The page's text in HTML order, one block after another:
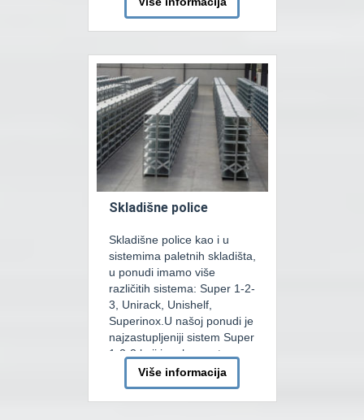
tome što se na današnjim
pumpama ne prodaje samo
na tehnološki dobar način,
spojiti prodajne ugostiteljski i
zabavni sadržaj kod samog
projektovanja […]
Skladišne police
Skladišne police kao i u
sistemima paletnih skladišta,
u ponudi imamo više
različitih sistema: Super 1-2-
3, Unirack, Unishelf,
Superinox.U našoj ponudi je
najzastupljeniji sistem Super
1-2-3 koji je vrlo svestran
sistem bez šarafa, stvoren
da zadovolji najšire potrebe
ručno tovarenih skladišnih
Više informacija